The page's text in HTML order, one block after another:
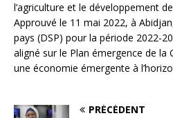
l’agriculture et le développement
Approuvé le 11 mai 2022, à
pays (DSP) pour la période 2022-
aligné sur le Plan émergence de la
une économie émergente à
PRÉCÉDENT